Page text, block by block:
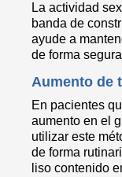
La actividad
banda de
ayude a
de forma
Aumento de
En pacientes
aumento en el
utilizar este
de forma
liso contenido